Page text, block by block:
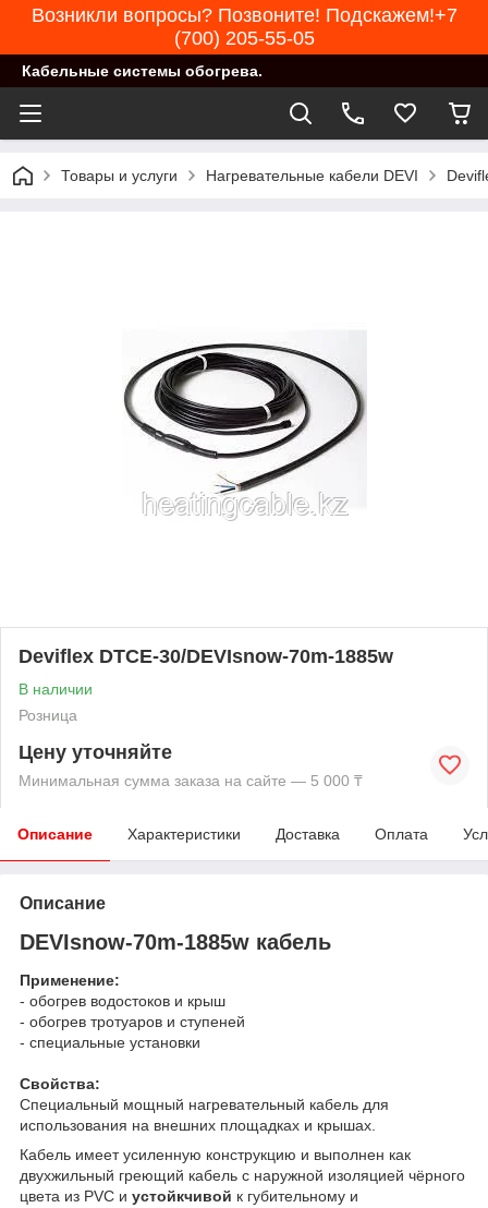
Возникли вопросы? Позвоните! Подскажем!+7
(700) 205-55-05
Кабельные системы обогрева.
Товары и услуги Нагревательные кабели DEVI
Deviflex DTCE-30/DEVIsnow-70m-1885w
В наличии
Розница
Цену уточняйте
Минимальная сумма заказа на сайте — 5 000 ₸
Описание Характеристики Доставка Оплата
Описание
DEVIsnow-70m-1885w кабель
Применение:
- обогрев водостоков и крыш
- обогрев тротуаров и ступеней
- специальные установки
Свойства:
Специальный мощный нагревательный кабель для
использования на внешних площадках и крышах.
Кабель имеет усиленную конструкцию и выполнен как
двухжильный греющий кабель с наружной изоляцией чёрного
цвета из PVC и устойкчивой к губительному и